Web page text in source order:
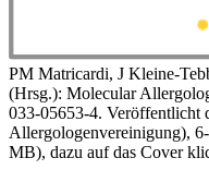
PM Matricardi, J Kleine-
(Hrsg.): Molecular
033-05653-4. Veröffentlicht
Allergologenvereinigung),
MB), dazu auf das Cover